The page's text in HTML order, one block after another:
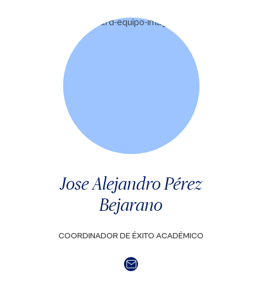
Jose Alejandro Pérez
Bejarano
COORDINADOR DE ÉXITO ACADÉMICO